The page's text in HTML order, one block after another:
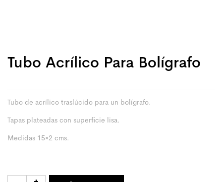
Tubo Acrílico Para Bolígrafo
Tubo de acrílico traslúcido para un bolígrafo.
Tapas plateadas con superficie lisa.
Medidas 15×2 cms.